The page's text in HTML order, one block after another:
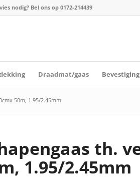
nodig? Bel ons op 0172-214439
Draadmat/gaas
50m, 1.95/2.45mm
th.
1.95/2.45mm